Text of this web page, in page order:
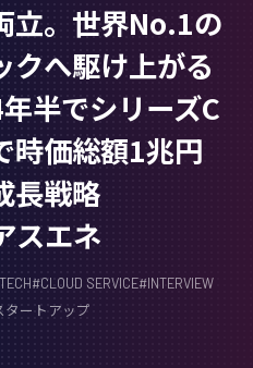
立。世界No.1の
クへ駆け上がる
半でシリーズC
時価総額1兆円
長戦略
エネ
#CLOUD SERVICE#INTERVIEW
タートアップ